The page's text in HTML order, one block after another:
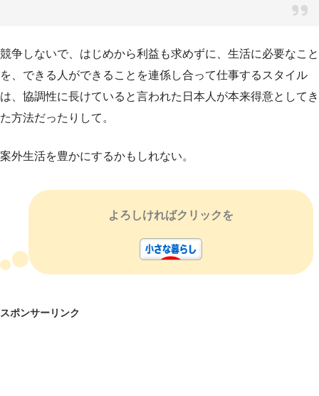
競争しないで、はじめから利益も求めずに、生活に必要なこと
を、できる人ができることを連係し合って仕事するスタイル
は、協調性に長けていると言われた日本人が本来得意としてき
た方法だったりして。
案外生活を豊かにするかもしれない。
よろしければクリックを
スポンサーリンク